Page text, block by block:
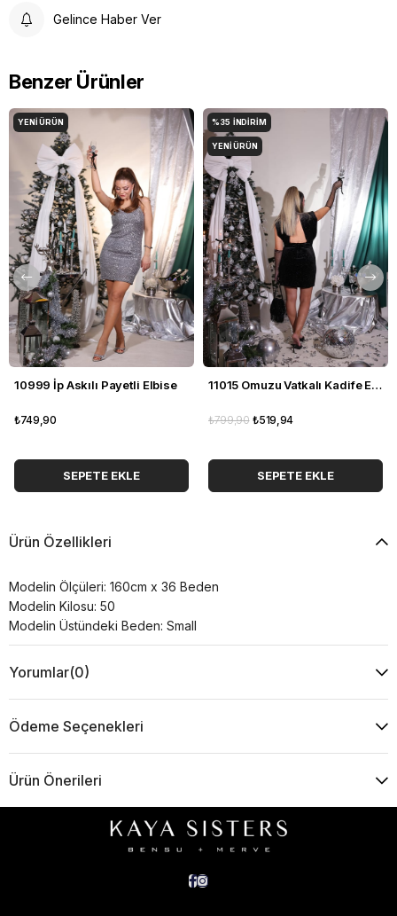
Gelince Haber Ver
Benzer Ürünler
10999 İp Askılı Payetli Elbise
₺749,90
SEPETE EKLE
YENI ÜRÜN
11015 Omuzu Vatkalı Kadife Elbise
₺519,94
₺799,90
SEPETE EKLE
%35 İNDIRIM
YENI ÜRÜN
Ürün Özellikleri
Modelin Ölçüleri: 160cm x 36 Beden
Modelin Kilosu: 50
Modelin Üstündeki Beden: Small
Yorumlar(0)
Ödeme Seçenekleri
Ürün Önerileri